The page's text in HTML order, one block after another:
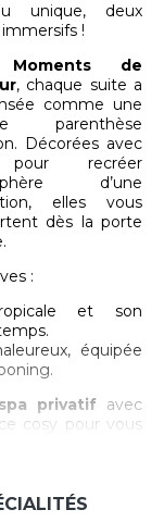
unique, deux
!
Moments de
, chaque suite a
comme une
parenthèse
Décorées avec
recréer
d’une
elles vous
dès la porte
:
et son
équipée
spa privatifavec
cosy pour vous